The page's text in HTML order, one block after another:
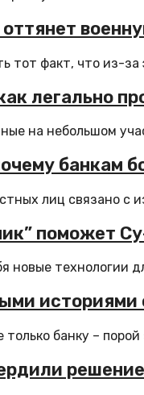
тот факт, что из-за
легально
на небольшом
банкам
лиц связано с
поможет
новые технологии
банку – порой